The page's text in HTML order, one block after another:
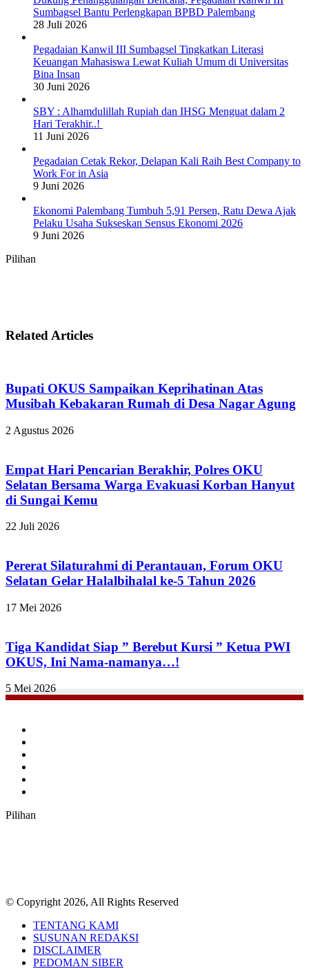
Sumbagsel Bantu Perlengkapan BPBD Palembang
28 Juli 2026
Pegadaian Kanwil III Sumbagsel Tingkatkan Literasi
Keuangan Mahasiswa Lewat Kuliah Umum di Universitas
Bina Insan
30 Juni 2026
SBY : Alhamdulillah Rupiah dan IHSG Menguat dalam 2
Hari Terakhir..!
11 Juni 2026
Pegadaian Cetak Rekor, Delapan Kali Raih Best Company to
Work For in Asia
9 Juni 2026
Ekonomi Palembang Tumbuh 5,91 Persen, Ratu Dewa Ajak
Pelaku Usaha Sukseskan Sensus Ekonomi 2026
9 Juni 2026
Pilihan
Related Articles
Bupati OKUS Sampaikan Keprihatinan Atas
Musibah Kebakaran Rumah di Desa Nagar Agung
2 Agustus 2026
Empat Hari Pencarian Berakhir, Polres OKU
Selatan Bersama Warga Evakuasi Korban Hanyut
di Sungai Kemu
22 Juli 2026
Pererat Silaturahmi di Perantauan, Forum OKU
Selatan Gelar Halalbihalal ke-5 Tahun 2026
17 Mei 2026
Tiga Kandidat Siap ” Berebut Kursi ” Ketua PWI
OKUS, Ini Nama-namanya…!
5 Mei 2026
Pilihan
© Copyright 2026, All Rights Reserved
TENTANG KAMI
SUSUNAN REDAKSI
DISCLAIMER
PEDOMAN SIBER